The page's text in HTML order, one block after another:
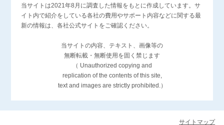
当サイトは2021年8月に調査した情報をもとに作成しています。サ
イト内で紹介をしている各社の費用やサポート内容などに関する最
新の情報は、各社公式サイトをご確認ください。
当サイトの内容、テキスト、画像等の
無断転載・無断使用を固く禁じます
（ Unauthorized copying and
replication of the contents of this site,
text and images are strictly prohibited.）
サイトマップ